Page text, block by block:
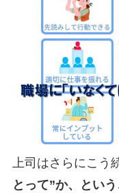
上司はさらにこう
とって”か、とい